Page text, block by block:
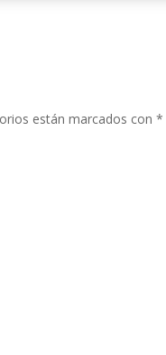
están marcados con*